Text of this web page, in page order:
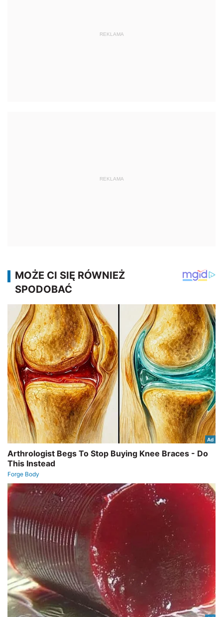
REKLAMA
REKLAMA